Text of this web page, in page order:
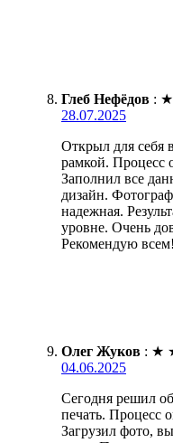
Глеб Нефёдов : ★
28.07.2025
Открыл для себя
рамкой. Процесс
Заполнил все
дизайн.
надежная.
уровне. Очень
Рекомендую всем!
Олег Жуков : ★
04.06.2025
Сегодня решил
печать. Процесс
Загрузил фото,